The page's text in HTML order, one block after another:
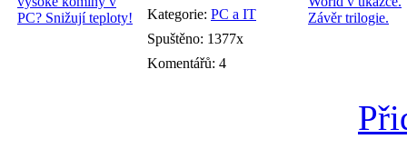
Kategorie: PC a IT
Spuštěno: 1377x
Komentářů: 4